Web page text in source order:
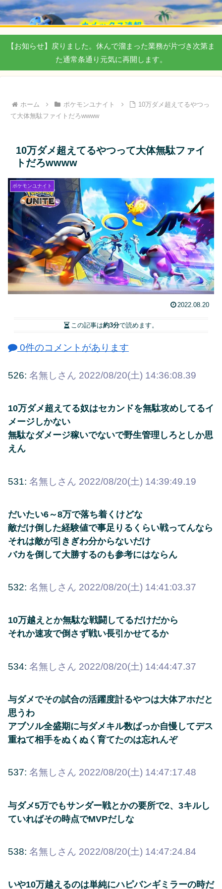
【お知らせ】戻りました。休んで溜まった業務が片づき次第ま
た通常条通り元気に再開します。
ホーム ポケモンユナイト
10万ダメ超えてるやつっ
て大体無駄ファイトだろwwww
10万ダメ超えてるやつって大体無駄ファイ
トだろwwww
ポケモンユナイト
2022.08.20
この記事は約3分で読めます。
0件のコメントがあります
526: 名無しさん 2022/08/20(土) 14:36:08.39
10万ダメ超えてる奴はセカンドを無駄攻めしてるイ
メージしかない
無駄なダメージ稼いでないで野生管理しろとしか思
えん
531: 名無しさん 2022/08/20(土) 14:39:49.19
だいたい6～8万で落ち着くけどな
敵だけ倒した経験値で事足りるくらい戦ってんなら
それは敵が引きぎわ分からないだけ
バカを倒して大勝するのも参考にはならん
532: 名無しさん 2022/08/20(土) 14:41:03.37
10万越えとか無駄な戦闘してるだけだから
それか速攻で倒さず戦い長引かせてるか
534: 名無しさん 2022/08/20(土) 14:44:47.37
与ダメでその試合の活躍度計るやつは大体アホだと
思うわ
アブソル全盛期に与ダメキル数ばっか自慢してデス
重ねて相手をぬくぬく育てたのは忘れんぞ
537: 名無しさん 2022/08/20(土) 14:47:17.48
与ダメ5万でもサンダー戦とかの要所で2、3キルし
ていればその時点でMVPだしな
538: 名無しさん 2022/08/20(土) 14:47:24.84
いや10万越えるのは単純にハピバンギミラーの時だ